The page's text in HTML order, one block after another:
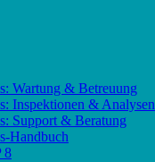
Wartung & Betreuung
Inspektionen & Analysen
Support & Beratung
Handbuch
8